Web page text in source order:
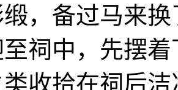
，备过马来
祠中，先摆
收拾在祠后